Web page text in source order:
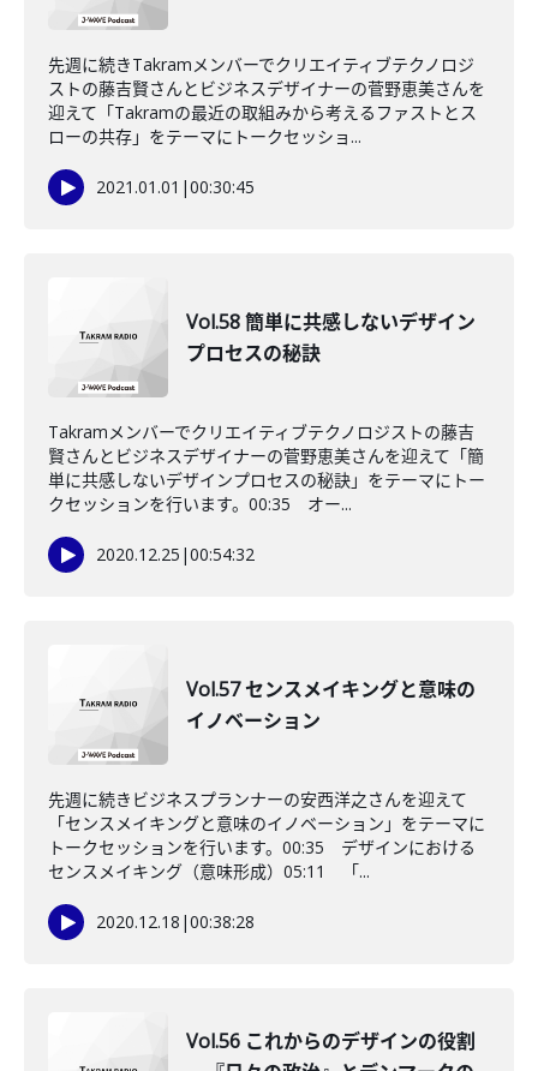
先週に続きTakramメンバーでクリエイティブテクノロジ
ストの藤吉賢さんとビジネスデザイナーの菅野恵美さんを
迎えて「Takramの最近の取組みから考えるファストとス
ローの共存」をテーマにトークセッショ...
2021.01.01 |00:30:45
Vol.58 簡単に共感しないデザイン
プロセスの秘訣
Takramメンバーでクリエイティブテクノロジストの藤吉
賢さんとビジネスデザイナーの菅野恵美さんを迎えて「簡
単に共感しないデザインプロセスの秘訣」をテーマにトー
クセッションを行います。00:35 オー...
2020.12.25 |00:54:32
Vol.57 センスメイキングと意味の
イノベーション
先週に続きビジネスプランナーの安西洋之さんを迎えて
「センスメイキングと意味のイノベーション」をテーマに
トークセッションを行います。00:35 デザインにおける
センスメイキング（意味形成）05:11 「...
2020.12.18 |00:38:28
Vol.56 これからのデザインの役割